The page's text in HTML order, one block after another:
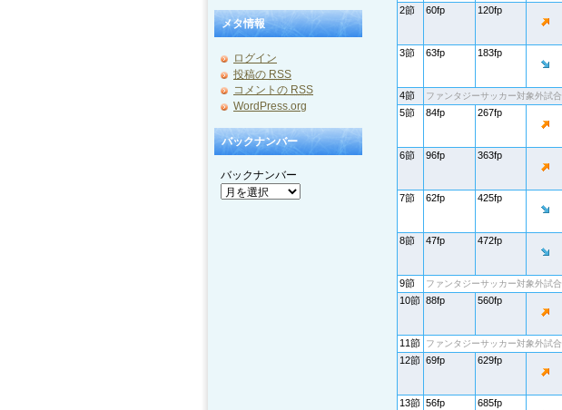
メタ情報
ログイン
投稿の RSS
コメントの RSS
WordPress.org
バックナンバー
バックナンバー
2節
60fp 120fp
3節
63fp 183fp
4節
ファンタジーサッカー対象外試合
5節 84fp 267fp
6節
96fp 363fp
7節
62fp 425fp
8節
47fp 472fp
9節
ファンタジーサッカー対象外試合
10節 88fp 560fp
11節
ファンタジーサッカー対象外試合
12節 69fp 629fp
13節 56fp 685fp